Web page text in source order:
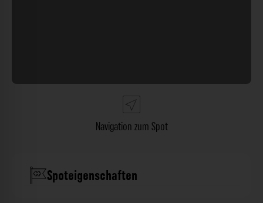
Navigation zum Spot
Spoteigenschaften